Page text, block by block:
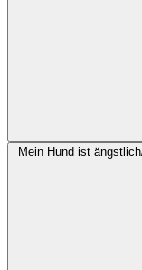
Mein Hund ist